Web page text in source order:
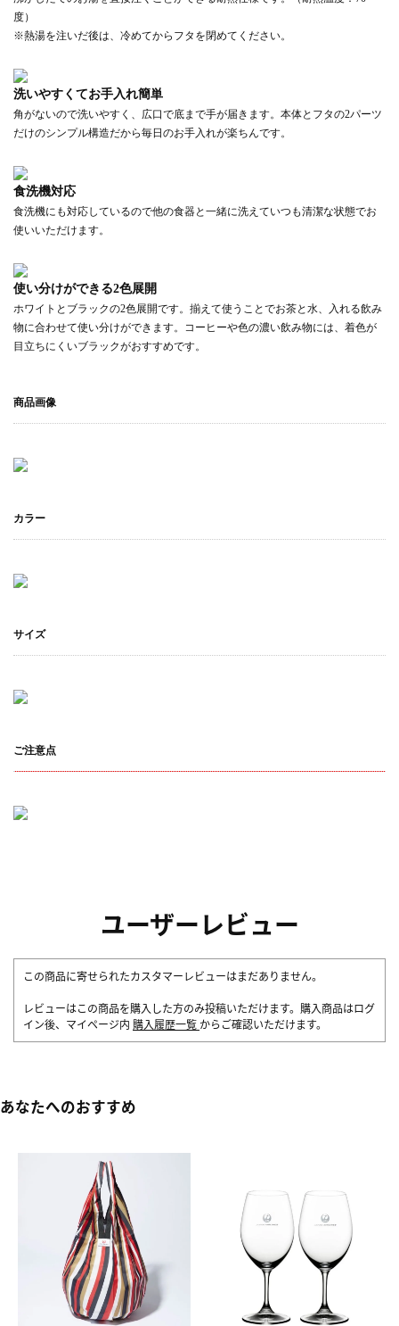
度）
※熱湯を注いだ後は、冷めてからフタを閉めてください。
洗いやすくてお手入れ簡単
角がないので洗いやすく、広口で底まで手が届きます。本体とフタの2パーツ
だけのシンプル構造だから毎日のお手入れが楽ちんです。
食洗機対応
食洗機にも対応しているので他の食器と一緒に洗えていつも清潔な状態でお
使いいただけます。
使い分けができる2色展開
ホワイトとブラックの2色展開です。揃えて使うことでお茶と水、入れる飲み
物に合わせて使い分けができます。コーヒーや色の濃い飲み物には、着色が
目立ちにくいブラックがおすすめです。
商品画像
カラー
サイズ
ご注意点
ユーザーレビュー
この商品に寄せられたカスタマーレビューはまだありません。
レビューはこの商品を購入した方のみ投稿いただけます。購入商品はログ
イン後、マイページ内 購入履歴一覧 からご確認いただけます。
あなたへのおすすめ